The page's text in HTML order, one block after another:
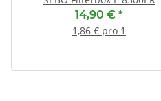
14,90 € *
1,86 € pro 1